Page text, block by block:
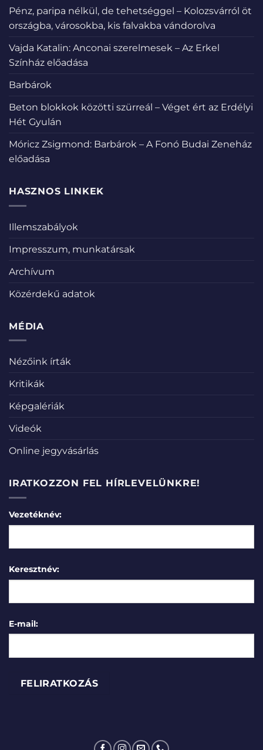
Pénz, paripa nélkül, de tehetséggel – Kolozsvárról öt
országba, városokba, kis falvakba vándorolva
Vajda Katalin: Anconai szerelmesek – Az Erkel
Színház előadása
Barbárok
Beton blokkok közötti szürreál – Véget ért az Erdélyi
Hét Gyulán
Móricz Zsigmond: Barbárok – A Fonó Budai Zeneház
előadása
HASZNOS LINKEK
Illemszabályok
Impresszum, munkatársak
Archívum
Közérdekű adatok
MÉDIA
Nézőink írták
Kritikák
Képgalériák
Videók
Online jegyvásárlás
IRATKOZZON FEL HÍRLEVELÜNKRE!
Vezetéknév:
Keresztnév:
E-mail: